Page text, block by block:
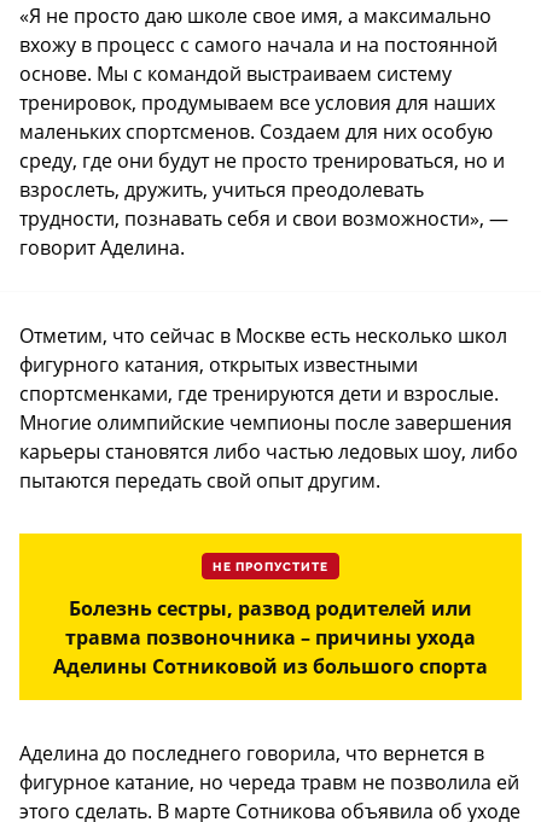
«Я не просто даю школе свое имя, а максимально
вхожу в процесс с самого начала и на постоянной
основе. Мы с командой выстраиваем систему
тренировок, продумываем все условия для наших
маленьких спортсменов. Создаем для них особую
среду, где они будут не просто тренироваться, но и
взрослеть, дружить, учиться преодолевать
трудности, познавать себя и свои возможности», —
говорит Аделина.
Отметим, что сейчас в Москве есть несколько школ
фигурного катания, открытых известными
спортсменками, где тренируются дети и взрослые.
Многие олимпийские чемпионы после завершения
карьеры становятся либо частью ледовых шоу, либо
пытаются передать свой опыт другим.
НЕ ПРОПУСТИТЕ
Болезнь сестры, развод родителей или
травма позвоночника – причины ухода
Аделины Сотниковой из большого спорта
Аделина до последнего говорила, что вернется в
фигурное катание, но череда травм не позволила ей
этого сделать. В марте Сотникова объявила об уходе